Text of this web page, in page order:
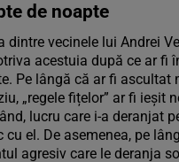
de noapte
dintre vecinele lui Andrei
acestuia după ce ar fi
Pe lângă că ar fi ascultat
„regele fițelor” ar fi ieșit
lucru care i-a deranjat
el. De asemenea, pe
agresiv care le deranja